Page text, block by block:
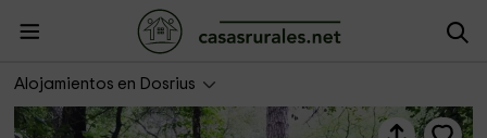
Alojamientos en Dosrius
Cabaña Rossinyol- Cabanes Dosrius